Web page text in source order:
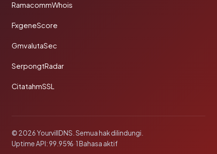
RamacommWhois
FxgeneScore
GmvalutaSec
SerpongtRadar
CitatahmSSL
© 2026 YourvillDNS. Semua hak dilindungi.
Uptime API: 99.95%·1 Bahasa aktif